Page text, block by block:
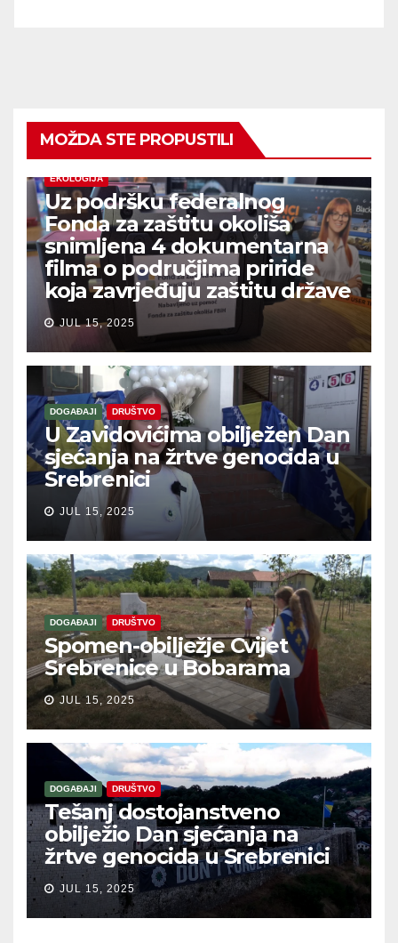
MOŽDA STE PROPUSTILI
EKOLOGIJA
Uz podršku federalnog
Fonda za zaštitu okoliša
snimljena 4 dokumentarna
filma o područjima priride
koja zavrjeđuju zaštitu države
JUL 15, 2025
DOGAĐAJI DRUŠTVO
U Zavidovićima obilježen Dan
sjećanja na žrtve genocida u
Srebrenici
JUL 15, 2025
DOGAĐAJI DRUŠTVO
Spomen-obilježje Cvijet
Srebrenice u Bobarama
JUL 15, 2025
DOGAĐAJI DRUŠTVO
Tešanj dostojanstveno
obilježio Dan sjećanja na
žrtve genocida u Srebrenici
JUL 15, 2025